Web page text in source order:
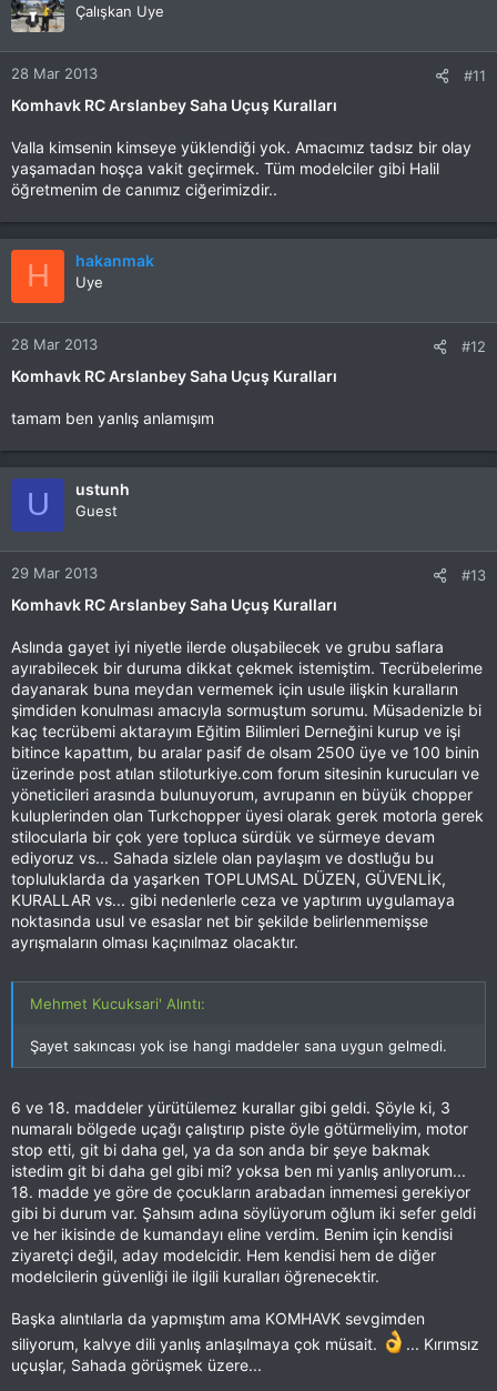
Çalışkan Uye
28 Mar 2013 #11
Komhavk RC Arslanbey Saha Uçuş Kuralları
Valla kimsenin kimseye yüklendiği yok. Amacımız tadsız bir olay
yaşamadan hoşça vakit geçirmek. Tüm modelciler gibi Halil
öğretmenim de canımız ciğerimizdir..
H hakanmak
Uye
28 Mar 2013 #12
Komhavk RC Arslanbey Saha Uçuş Kuralları
tamam ben yanlış anlamışım
U ustunh
Guest
29 Mar 2013 #13
Komhavk RC Arslanbey Saha Uçuş Kuralları
Aslında gayet iyi niyetle ilerde oluşabilecek ve grubu saflara
ayırabilecek bir duruma dikkat çekmek istemiştim. Tecrübelerime
dayanarak buna meydan vermemek için usule ilişkin kuralların
şimdiden konulması amacıyla sormuştum sorumu. Müsadenizle bi
kaç tecrübemi aktarayım Eğitim Bilimleri Derneğini kurup ve işi
bitince kapattım, bu aralar pasif de olsam 2500 üye ve 100 binin
üzerinde post atılan stiloturkiye.com forum sitesinin kurucuları ve
yöneticileri arasında bulunuyorum, avrupanın en büyük chopper
kuluplerinden olan Turkchopper üyesi olarak gerek motorla gerek
stilocularla bir çok yere topluca sürdük ve sürmeye devam
ediyoruz vs... Sahada sizlele olan paylaşım ve dostluğu bu
topluluklarda da yaşarken TOPLUMSAL DÜZEN, GÜVENLİK,
KURALLAR vs... gibi nedenlerle ceza ve yaptırım uygulamaya
noktasında usul ve esaslar net bir şekilde belirlenmemişse
ayrışmaların olması kaçınılmaz olacaktır.
Mehmet Kucuksari' Alıntı:
Şayet sakıncası yok ise hangi maddeler sana uygun gelmedi.
6 ve 18. maddeler yürütülemez kurallar gibi geldi. Şöyle ki, 3
numaralı bölgede uçağı çalıştırıp piste öyle götürmeliyim, motor
stop etti, git bi daha gel, ya da son anda bir şeye bakmak
istedim git bi daha gel gibi mi? yoksa ben mi yanlış anlıyorum...
18. madde ye göre de çocukların arabadan inmemesi gerekiyor
gibi bi durum var. Şahsım adına söylüyorum oğlum iki sefer geldi
ve her ikisinde de kumandayı eline verdim. Benim için kendisi
ziyaretçi değil, aday modelcidir. Hem kendisi hem de diğer
modelcilerin güvenliği ile ilgili kuralları öğrenecektir.
Başka alıntılarla da yapmıştım ama KOMHAVK sevgimden
siliyorum, kalvye dili yanlış anlaşılmaya çok müsait.
... Kırımsız
uçuşlar, Sahada görüşmek üzere...